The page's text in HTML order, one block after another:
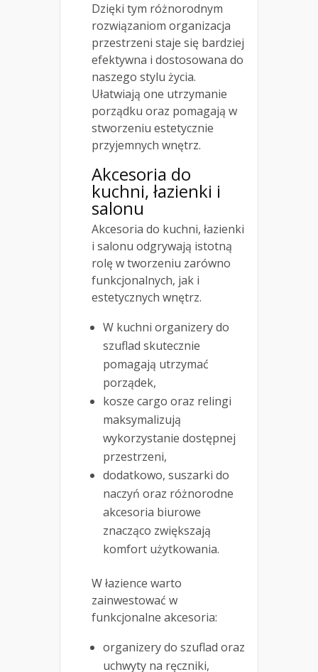
Dzięki tym różnorodnym
rozwiązaniom organizacja
przestrzeni staje się bardziej
efektywna i dostosowana do
naszego stylu życia.
Ułatwiają one utrzymanie
porządku oraz pomagają w
stworzeniu estetycznie
przyjemnych wnętrz.
Akcesoria do
kuchni, łazienki i
salonu
Akcesoria do kuchni, łazienki
i salonu odgrywają istotną
rolę w tworzeniu zarówno
funkcjonalnych, jak i
estetycznych wnętrz.
W kuchni organizery do
szuflad skutecznie
pomagają utrzymać
porządek,
kosze cargo oraz relingi
maksymalizują
wykorzystanie dostępnej
przestrzeni,
dodatkowo, suszarki do
naczyń oraz różnorodne
akcesoria biurowe
znacząco zwiększają
komfort użytkowania.
W łazience warto
zainwestować w
funkcjonalne akcesoria:
organizery do szuflad oraz
uchwyty na ręczniki,